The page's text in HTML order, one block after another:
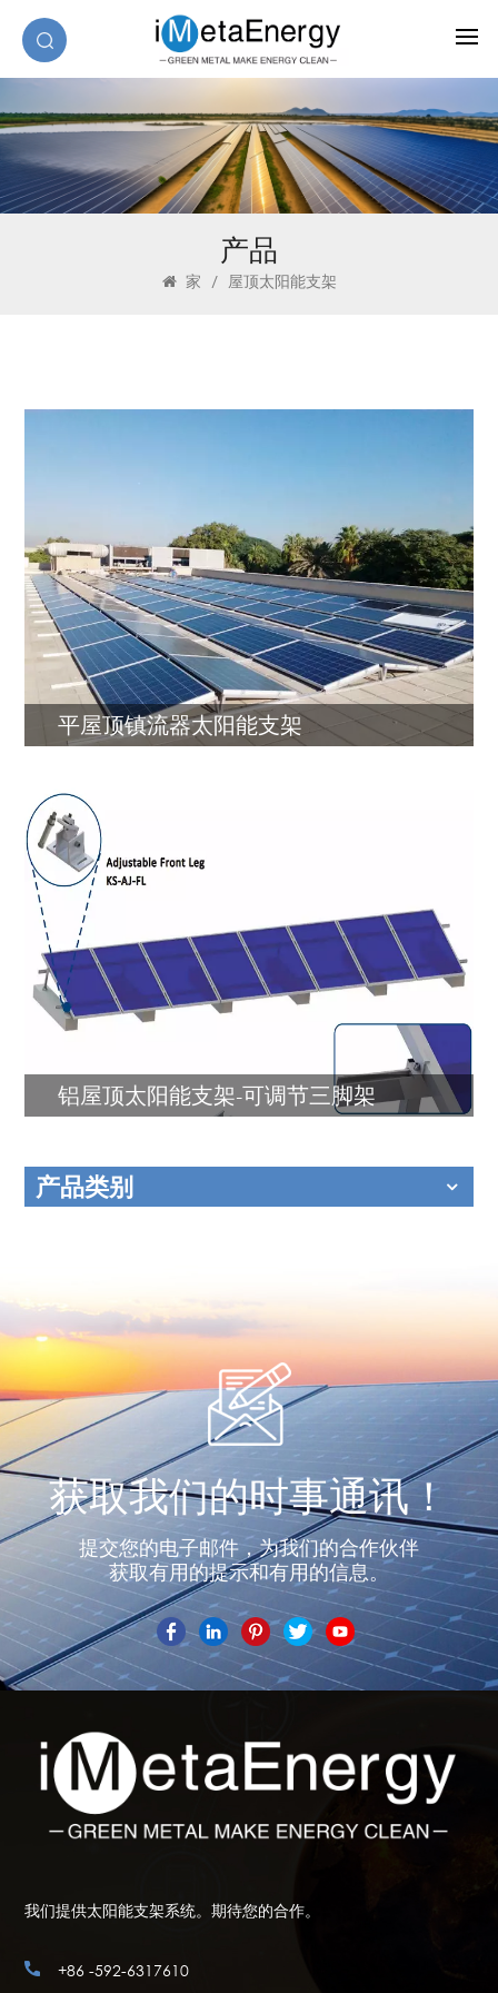
产品
家 / 屋顶太阳能支架
平屋顶镇流器太阳能支架
铝屋顶太阳能支架-可调节三脚架
产品类别
获取我们的时事通讯！
提交您的电子邮件，为我们的合作伙伴
获取有用的提示和有用的信息。
我们提供太阳能支架系统。期待您的合作。
+86 -592-6317610